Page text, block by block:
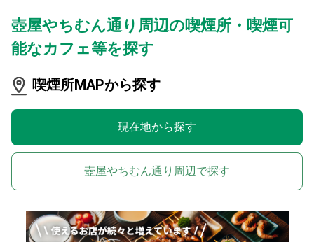
壺屋やちむん通り周辺の喫煙所・喫煙可
能なカフェ等を探す
喫煙所MAPから探す
現在地から探す
壺屋やちむん通り周辺で探す